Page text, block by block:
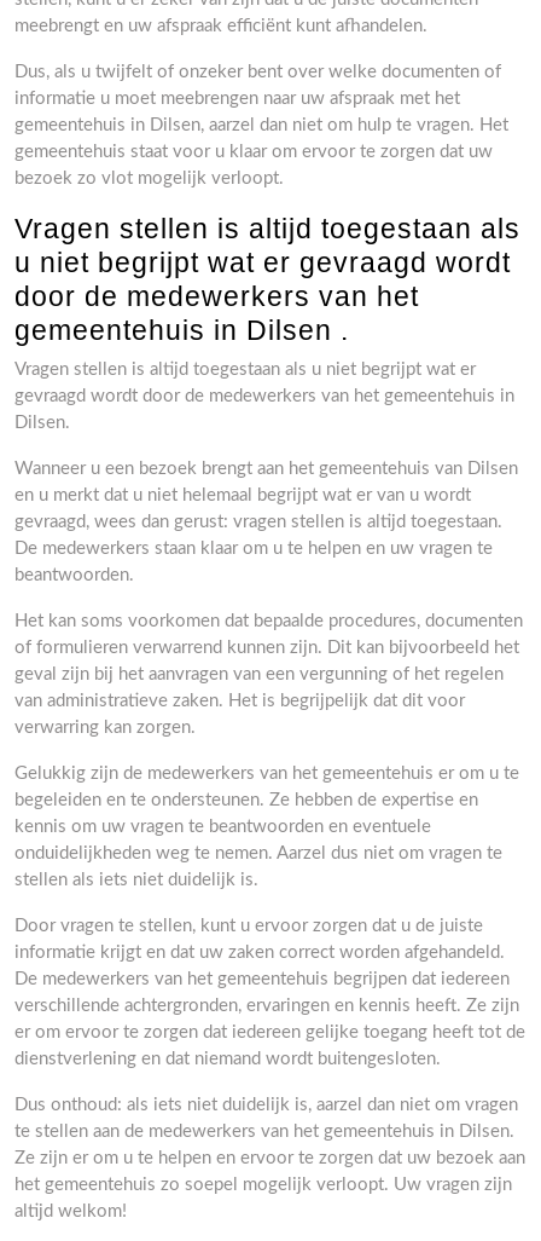
meebrengt en uw afspraak efficiënt kunt afhandelen.
Dus, als u twijfelt of onzeker bent over welke documenten of
informatie u moet meebrengen naar uw afspraak met het
gemeentehuis in Dilsen, aarzel dan niet om hulp te vragen. Het
gemeentehuis staat voor u klaar om ervoor te zorgen dat uw
bezoek zo vlot mogelijk verloopt.
Vragen stellen is altijd toegestaan als
u niet begrijpt wat er gevraagd wordt
door de medewerkers van het
gemeentehuis in Dilsen .
Vragen stellen is altijd toegestaan als u niet begrijpt wat er
gevraagd wordt door de medewerkers van het gemeentehuis in
Dilsen.
Wanneer u een bezoek brengt aan het gemeentehuis van Dilsen
en u merkt dat u niet helemaal begrijpt wat er van u wordt
gevraagd, wees dan gerust: vragen stellen is altijd toegestaan.
De medewerkers staan klaar om u te helpen en uw vragen te
beantwoorden.
Het kan soms voorkomen dat bepaalde procedures, documenten
of formulieren verwarrend kunnen zijn. Dit kan bijvoorbeeld het
geval zijn bij het aanvragen van een vergunning of het regelen
van administratieve zaken. Het is begrijpelijk dat dit voor
verwarring kan zorgen.
Gelukkig zijn de medewerkers van het gemeentehuis er om u te
begeleiden en te ondersteunen. Ze hebben de expertise en
kennis om uw vragen te beantwoorden en eventuele
onduidelijkheden weg te nemen. Aarzel dus niet om vragen te
stellen als iets niet duidelijk is.
Door vragen te stellen, kunt u ervoor zorgen dat u de juiste
informatie krijgt en dat uw zaken correct worden afgehandeld.
De medewerkers van het gemeentehuis begrijpen dat iedereen
verschillende achtergronden, ervaringen en kennis heeft. Ze zijn
er om ervoor te zorgen dat iedereen gelijke toegang heeft tot de
dienstverlening en dat niemand wordt buitengesloten.
Dus onthoud: als iets niet duidelijk is, aarzel dan niet om vragen
te stellen aan de medewerkers van het gemeentehuis in Dilsen.
Ze zijn er om u te helpen en ervoor te zorgen dat uw bezoek aan
het gemeentehuis zo soepel mogelijk verloopt. Uw vragen zijn
altijd welkom!